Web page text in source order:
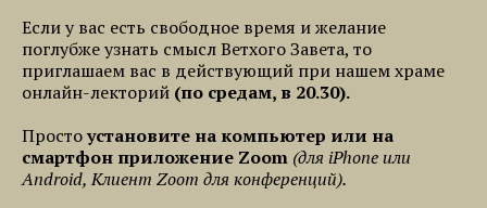
Если у вас есть свободное время и желание
поглубже узнать смысл Ветхого Завета, то
приглашаем вас в действующий при нашем храме
онлайн-лекторий (по средам, в 20.30).
Простоустановите на компьютер или на
смартфон приложение Zoom (для iPhone или
Android, Клиент Zoom для конференций).